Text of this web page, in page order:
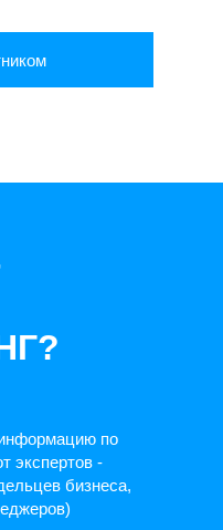
по
экспертов -
бизнеса,